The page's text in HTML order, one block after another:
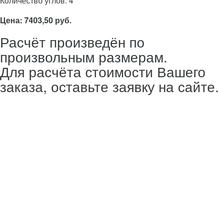
Цена: 7403,50 руб.
Расчёт произведён по
произвольным размерам.
Для расчёта стоимости Вашего
заказа, оставьте заявку на сайте.